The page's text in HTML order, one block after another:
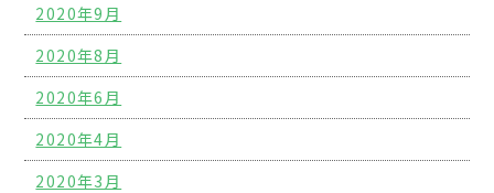
2020年9月
2020年8月
2020年6月
2020年4月
2020年3月